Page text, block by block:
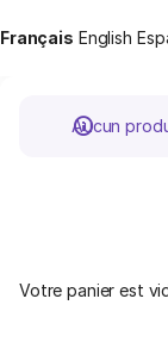
Langue
Français English
des
Aucun
Votre panier est